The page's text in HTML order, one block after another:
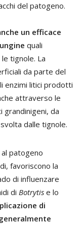
del patogeno.
un efficace
quali
tignole. La
da parte del
enzimi litici prodotti
attraverso le
grandinigeni, da
dalle tignole.
patogeno
favoriscono la
di influenzare
di Botrytis e lo
di